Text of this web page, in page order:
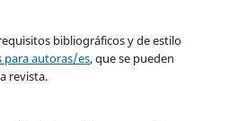
bibliográficos y de estilo
para autoras/es, que se pueden
revista.